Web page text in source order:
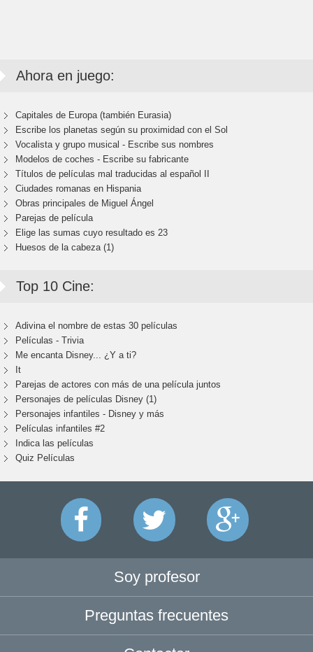
Ahora en juego:
Capitales de Europa (también Eurasia)
Escribe los planetas según su proximidad con el Sol
Vocalista y grupo musical - Escribe sus nombres
Modelos de coches - Escribe su fabricante
Títulos de películas mal traducidas al español II
Ciudades romanas en Hispania
Obras principales de Miguel Ángel
Parejas de película
Elige las sumas cuyo resultado es 23
Huesos de la cabeza (1)
Top 10 Cine:
Adivina el nombre de estas 30 películas
Películas - Trivia
Me encanta Disney... ¿Y a ti?
It
Parejas de actores con más de una película juntos
Personajes de películas Disney (1)
Personajes infantiles - Disney y más
Películas infantiles #2
Indica las películas
Quiz Películas
Soy profesor
Preguntas frecuentes